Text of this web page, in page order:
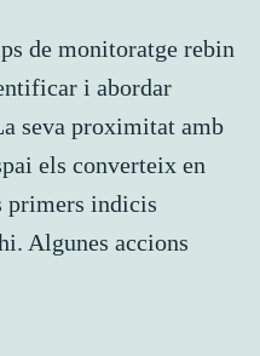
de monitoratge rebin
i abordar
seva proximitat amb
els converteix en
primers indicis
Algunes accions